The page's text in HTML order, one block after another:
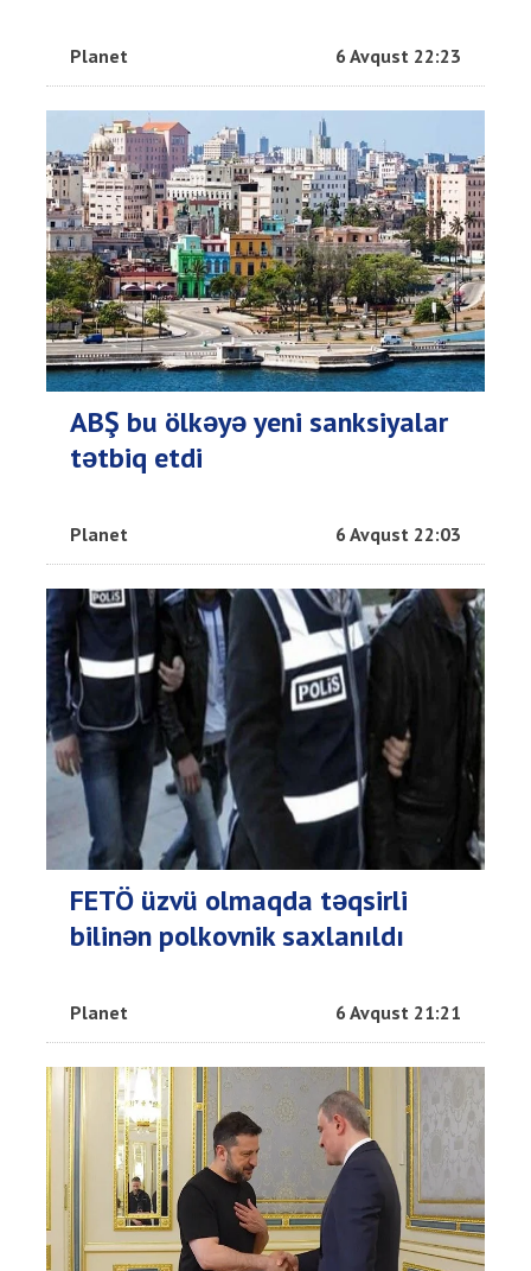
Planet 6 Avqust 22:23
ABŞ bu ölkəyə yeni sanksiyalar
tətbiq etdi
Planet 6 Avqust 22:03
FETÖ üzvü olmaqda təqsirli
bilinən polkovnik saxlanıldı
Planet 6 Avqust 21:21